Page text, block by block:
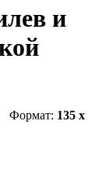
и
Формат: 135 x